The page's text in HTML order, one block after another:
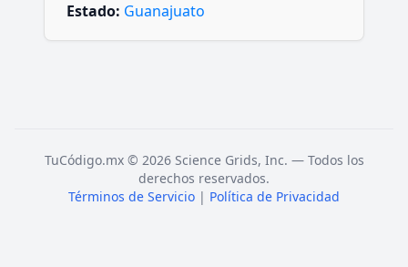
Estado: Guanajuato
TuCódigo.mx © 2026 Science Grids, Inc. — Todos los
derechos reservados.
Términos de Servicio | Política de Privacidad